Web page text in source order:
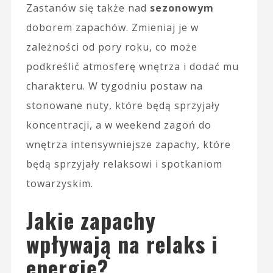
Zastanów się także nad sezonowym
doborem zapachów. Zmieniaj je w
zależności od pory roku, co może
podkreślić atmosferę wnętrza i dodać mu
charakteru. W tygodniu postaw na
stonowane nuty, które będą sprzyjały
koncentracji, a w weekend zagoń do
wnętrza intensywniejsze zapachy, które
będą sprzyjały relaksowi i spotkaniom
towarzyskim.
Jakie zapachy
wpływają na relaks i